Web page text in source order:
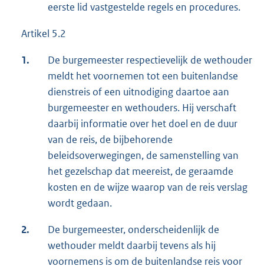
eerste lid vastgestelde regels en procedures.
Artikel 5.2
1.
De burgemeester respectievelijk de wethouder
meldt het voornemen tot een buitenlandse
dienstreis of een uitnodiging daartoe aan
burgemeester en wethouders. Hij verschaft
daarbij informatie over het doel en de duur
van de reis, de bijbehorende
beleidsoverwegingen, de samenstelling van
het gezelschap dat meereist, de geraamde
kosten en de wijze waarop van de reis verslag
wordt gedaan.
2.
De burgemeester, onderscheidenlijk de
wethouder meldt daarbij tevens als hij
voornemens is om de buitenlandse reis voor